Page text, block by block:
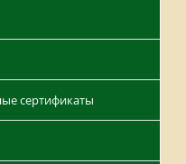
сертификаты